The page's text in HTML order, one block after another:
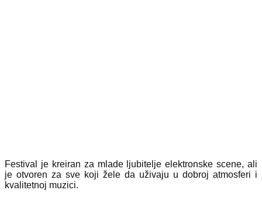
Festival je kreiran za mlade ljubitelje elektronske scene, ali
je otvoren za sve koji žele da uživaju u dobroj atmosferi i
kvalitetnoj muzici.